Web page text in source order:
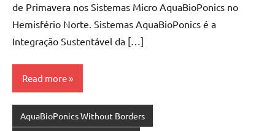
de Primavera nos Sistemas Micro AquaBioPonics no
Hemisfério Norte. Sistemas AquaBioPonics é a
Integração Sustentável da […]
Read more
AquaBioPonics Without Borders